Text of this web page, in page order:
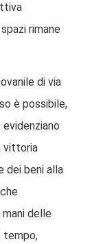
rimane
di via
è possibile,
vittoria
dei beni alla
delle
tempo,